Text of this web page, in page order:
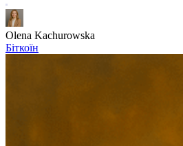
Olena Kachurowska
Біткоїн